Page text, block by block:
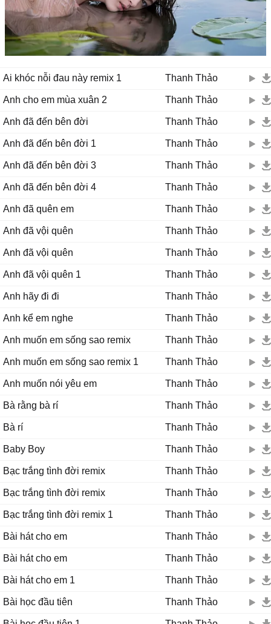
Ai khóc nỗi đau này remix 1 Thanh Thảo
Anh cho em mùa xuân 2 Thanh Thảo
Anh đã đến bên đời Thanh Thảo
Anh đã đến bên đời 1 Thanh Thảo
Anh đã đến bên đời 3 Thanh Thảo
Anh đã đến bên đời 4 Thanh Thảo
Anh đã quên em Thanh Thảo
Anh đã vội quên Thanh Thảo
Anh đã vội quên Thanh Thảo
Anh đã vội quên 1 Thanh Thảo
Anh hãy đi đi Thanh Thảo
Anh kể em nghe Thanh Thảo
Anh muốn em sống sao remix Thanh Thảo
Anh muốn em sống sao remix 1 Thanh Thảo
Anh muốn nói yêu em Thanh Thảo
Bà rằng bà rí Thanh Thảo
Bà rí Thanh Thảo
Baby Boy Thanh Thảo
Bạc trắng tình đời remix Thanh Thảo
Bạc trắng tình đời remix Thanh Thảo
Bạc trắng tình đời remix 1 Thanh Thảo
Bài hát cho em Thanh Thảo
Bài hát cho em Thanh Thảo
Bài hát cho em 1 Thanh Thảo
Bài học đầu tiên Thanh Thảo